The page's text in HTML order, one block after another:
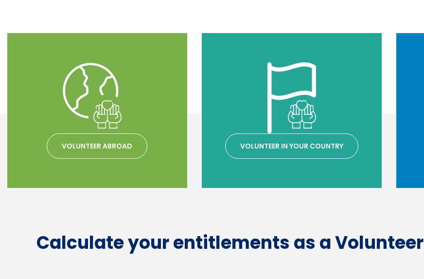
VOLUNTEER ABROAD VOLUNTEER IN YOUR COUNTRY
Calculate your entitlements as a Volunteer